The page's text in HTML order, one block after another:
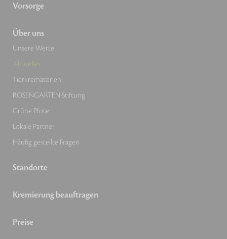
Vorsorge
Über uns
Unsere Werte
Aktuelles
Tierkrematorien
ROSENGARTEN-Stiftung
Grüne Pfote
Lokale Partner
Häufig gestellte Fragen
Standorte
Kremierung beauftragen
Preise